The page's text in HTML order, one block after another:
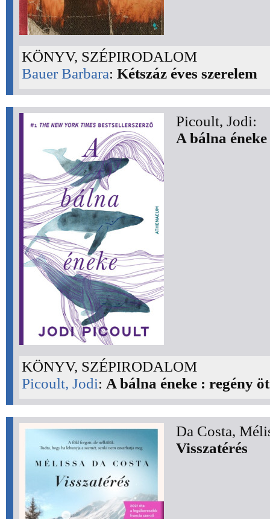
KÖNYV, SZÉPIRODALOM
Bauer Barbara: Kétszáz éves szerelem
Picoult, Jodi:
A bálna éneke
KÖNYV, SZÉPIRODALOM
Picoult, Jodi: A bálna éneke : regény
Da Costa,
Visszatérés